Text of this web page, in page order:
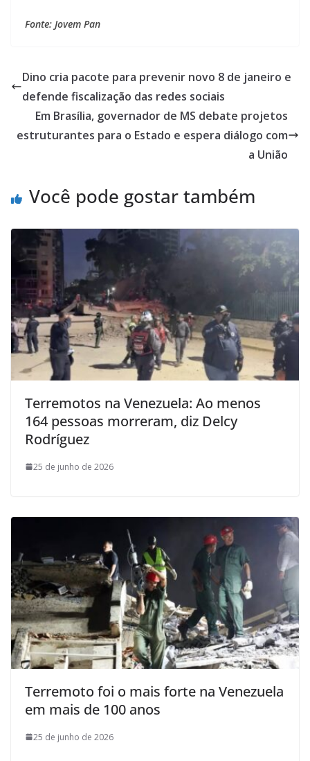
Fonte: Jovem Pan
Dino cria pacote para prevenir novo 8 de janeiro e
defende fiscalização das redes sociais
Em Brasília, governador de MS debate projetos
estruturantes para o Estado e espera diálogo com
a União
Você pode gostar também
Terremotos na Venezuela: Ao menos
164 pessoas morreram, diz Delcy
Rodríguez
25 de junho de 2026
Terremoto foi o mais forte na Venezuela
em mais de 100 anos
25 de junho de 2026